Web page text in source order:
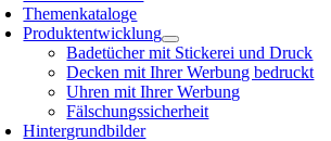
Themenkataloge
Produktentwicklung
Badetücher mit Stickerei und Druck
Decken mit Ihrer Werbung bedruckt
Uhren mit Ihrer Werbung
Fälschungssicherheit
Hintergrundbilder